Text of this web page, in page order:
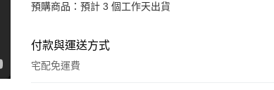
預購商品：預計 3 個工作天出貨
付款與運送方式
宅配免運費